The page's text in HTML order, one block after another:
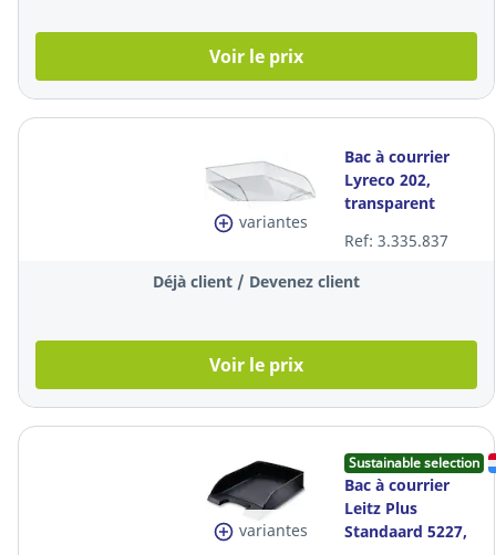
Voir le prix
variantes
Bac à courrier
Lyreco 202,
transparent
Ref: 3.335.837
Déjà client / Devenez client
Voir le prix
variantes
Sustainable selection
Bac à courrier
Leitz Plus
Standaard 5227,